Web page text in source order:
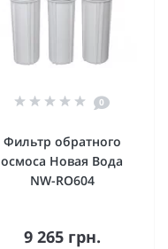
0
Фильтр обратного
осмоса Новая Вода
NW-RO604
9 265 грн.